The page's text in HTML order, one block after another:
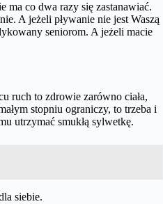
ma co dwa razy się zastanawiać.
A jeżeli pływanie nie jest Waszą
seniorom. A jeżeli macie
ruch to zdrowie zarówno ciała,
stopniu ograniczy, to trzeba i
utrzymać smukłą sylwetkę.
siebie.